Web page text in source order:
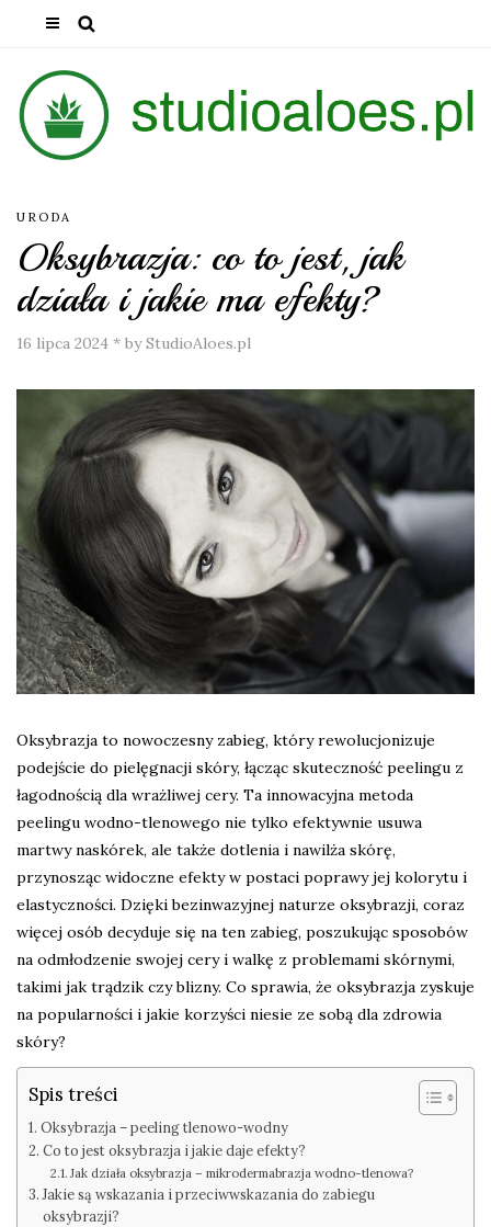
URODA
Oksybrazja: co to jest, jak
działa i jakie ma efekty?
16 lipca 2024 * by StudioAloes.pl
Oksybrazja to nowoczesny zabieg, który rewolucjonizuje
podejście do pielęgnacji skóry, łącząc skuteczność peelingu z
łagodnością dla wrażliwej cery. Ta innowacyjna metoda
peelingu wodno-tlenowego nie tylko efektywnie usuwa
martwy naskórek, ale także dotlenia i nawilża skórę,
przynosząc widoczne efekty w postaci poprawy jej kolorytu i
elastyczności. Dzięki bezinwazyjnej naturze oksybrazji, coraz
więcej osób decyduje się na ten zabieg, poszukując sposobów
na odmłodzenie swojej cery i walkę z problemami skórnymi,
takimi jak trądzik czy blizny. Co sprawia, że oksybrazja zyskuje
na popularności i jakie korzyści niesie ze sobą dla zdrowia
skóry?
Spis treści
Oksybrazja – peeling tlenowo-wodny
Co to jest oksybrazja i jakie daje efekty?
Jak działa oksybrazja – mikrodermabrazja wodno-tlenowa?
Jakie są wskazania i przeciwwskazania do zabiegu
oksybrazji?